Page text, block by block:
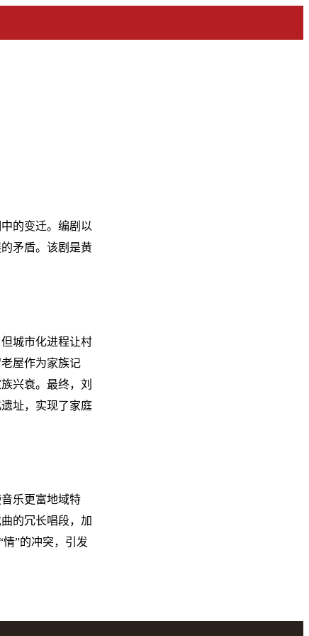
的变迁。编剧以
矛盾。该剧是黄
城市化进程让村
屋作为家族记
兴衰。最终，刘
址，实现了家庭
乐更富地域特
的冗长唱段，加
”的冲突，引发